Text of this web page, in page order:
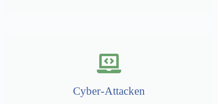
Cyber-Attacken